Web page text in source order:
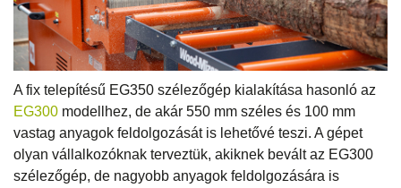
A fix telepítésű EG350 szélezőgép kialakítása hasonló az
EG300 modellhez, de akár 550 mm széles és 100 mm
vastag anyagok feldolgozását is lehetővé teszi. A gépet
olyan vállalkozóknak terveztük, akiknek bevált az EG300
szélezőgép, de nagyobb anyagok feldolgozására is